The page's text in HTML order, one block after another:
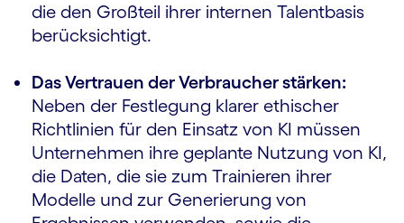
die den Großteil ihrer internen Talentbasis
berücksichtigt.
Das Vertrauen der Verbraucher stärken:
Neben der Festlegung klarer ethischer
Richtlinien für den Einsatz von KI müssen
Unternehmen ihre geplante Nutzung von KI,
die Daten, die sie zum Trainieren ihrer
Modelle und zur Generierung von